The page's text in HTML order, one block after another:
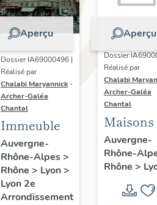
Aperçu
Dossier IA69000496 |
Réalisé par
Chalabi Maryannick -
Archer-Galéa
Chantal
Immeuble
Auvergne-
Rhône-Alpes>
Rhône > Lyon>
Lyon 2e
Arrondissement
Aperçu
Dossier
Réalisé par
Chalabi
Archer-Galéa
Chantal
Maisons
Auvergne-
Rhône-
Rhône >